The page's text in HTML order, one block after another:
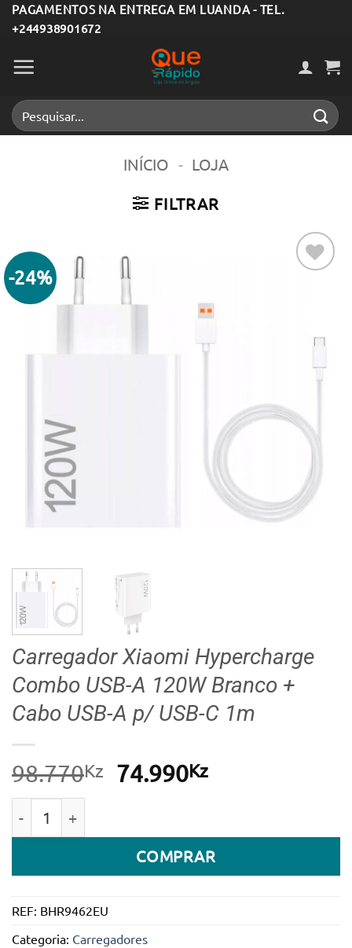
Skip
to
content
PAGAMENTOS NA ENTREGA EM LUANDA - TEL.
+244938901672
Pesquisar
por:
INÍCIO - LOJA
FILTRAR
-24%
Carregador Xiaomi Hypercharge
Combo USB-A 120W Branco +
Cabo USB-A p/ USB-C 1m
98.770Kz
O
era:
98.770Kz.
74.990KzO
é:
74.990Kz.
COMPRAR
REF: BHR9462EU
Categoria: Carregadores